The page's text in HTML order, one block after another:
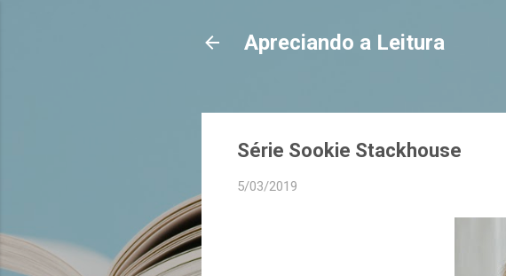
Apreciando a Leitura
Série Sookie Stackhouse
5/03/2019